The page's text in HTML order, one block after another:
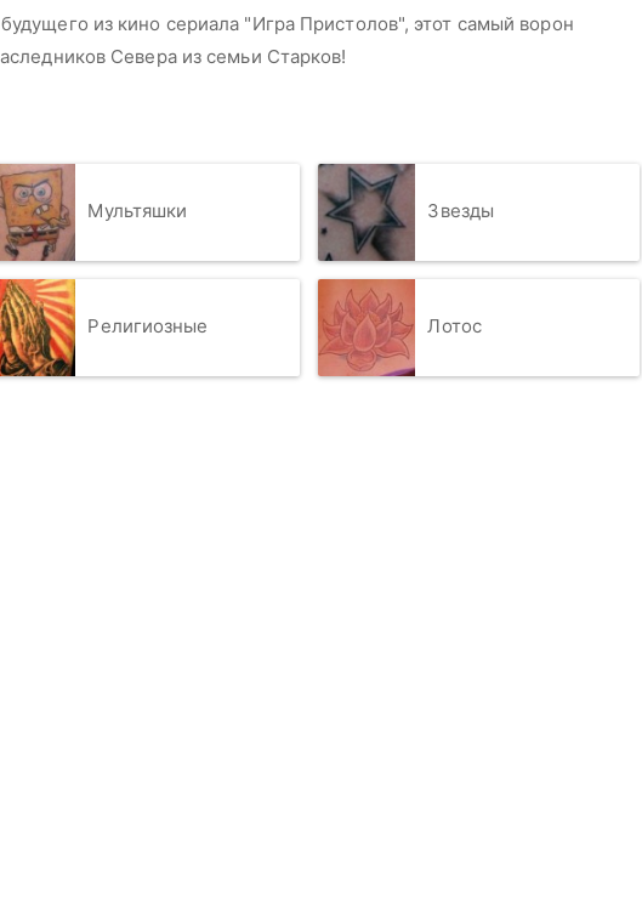
из кино сериала "Игра Пристолов", этот самый ворон
Севера из семьи Старков!
Мультяшки Звезды
Религиозные Лотос